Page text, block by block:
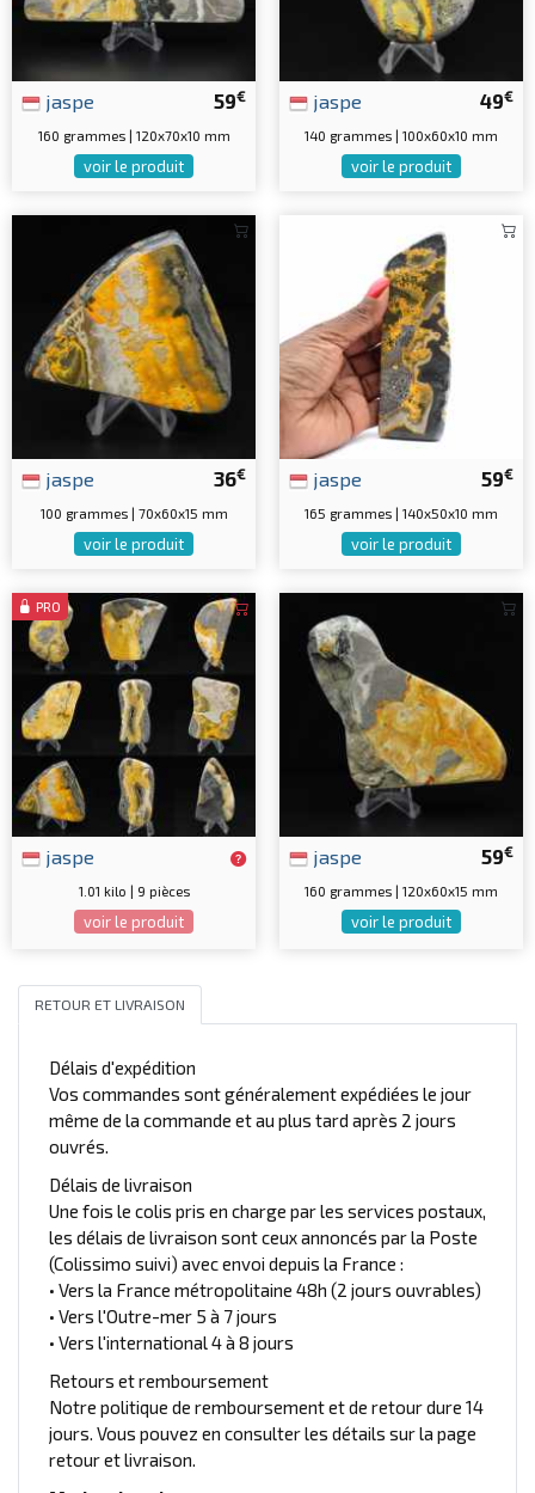
59€
jaspe
160 grammes | 120x70x10 mm
voir le produit
49€
jaspe
140 grammes | 100x60x10 mm
voir le produit
36€
jaspe
100 grammes | 70x60x15 mm
voir le produit
59€
jaspe
165 grammes | 140x50x10 mm
voir le produit
PRO
jaspe
1.01 kilo | 9 pièces
voir le produit
59€
jaspe
160 grammes | 120x60x15 mm
voir le produit
RETOUR ET LIVRAISON
Délais d'expédition
Vos commandes sont généralement expédiées le jour
même de la commande et au plus tard après 2 jours
ouvrés.
Délais de livraison
Une fois le colis pris en charge par les services postaux,
les délais de livraison sont ceux annoncés par la Poste
(Colissimo suivi) avec envoi depuis la France :
• Vers la France métropolitaine 48h (2 jours ouvrables)
• Vers l'Outre-mer 5 à 7 jours
• Vers l'international 4 à 8 jours
Retours et remboursement
Notre politique de remboursement et de retour dure 14
jours. Vous pouvez en consulter les détails sur la page
retour et livraison.